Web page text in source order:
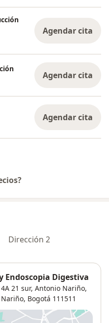
Agendar cita
Agendar cita
Agendar cita
Dirección 2
Endoscopia Digestiva
21 sur, Antonio Nariño,
, Bogotá 111511